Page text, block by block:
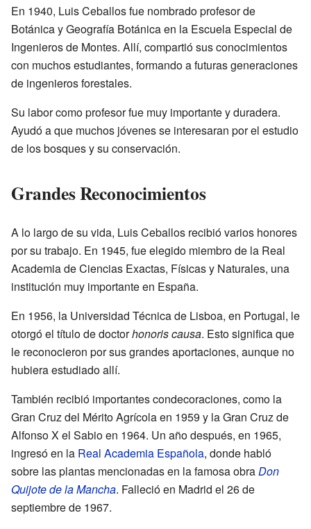
En 1940, Luis Ceballos fue nombrado profesor de
Botánica y Geografía Botánica en la Escuela Especial de
Ingenieros de Montes. Allí, compartió sus conocimientos
con muchos estudiantes, formando a futuras generaciones
de ingenieros forestales.
Su labor como profesor fue muy importante y duradera.
Ayudó a que muchos jóvenes se interesaran por el estudio
de los bosques y su conservación.
Grandes Reconocimientos
A lo largo de su vida, Luis Ceballos recibió varios honores
por su trabajo. En 1945, fue elegido miembro de la Real
Academia de Ciencias Exactas, Físicas y Naturales, una
institución muy importante en España.
En 1956, la Universidad Técnica de Lisboa, en Portugal, le
otorgó el título de doctorhonoris causa. Esto significa que
le reconocieron por sus grandes aportaciones, aunque no
hubiera estudiado allí.
También recibió importantes condecoraciones, como la
Gran Cruz del Mérito Agrícola en 1959 y la Gran Cruz de
Alfonso X el Sabio en 1964. Un año después, en 1965,
ingresó en la Real Academia Española, donde habló
sobre las plantas mencionadas en la famosa obraDon
Quijote de la Mancha. Falleció en Madrid el 26 de
septiembre de 1967.